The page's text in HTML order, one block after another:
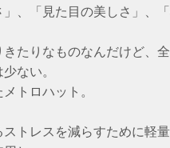
」、「見た目の美しさ」、「
たりなものなんだけど、
ない。
トロハット。
トレスを減らすために軽